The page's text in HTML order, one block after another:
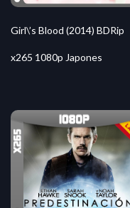
Girl\’s Blood (2014) BDRip
x265 1080p Japones